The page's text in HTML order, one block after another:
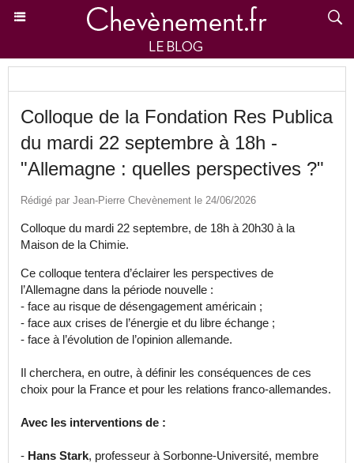
Colloque de la Fondation Res Publica
du mardi 22 septembre à 18h -
"Allemagne : quelles perspectives ?"
Rédigé par Jean-Pierre Chevènement le 24/06/2026
Colloque du mardi 22 septembre, de 18h à 20h30 à la
Maison de la Chimie.
Ce colloque tentera d’éclairer les perspectives de
l’Allemagne dans la période nouvelle :
- face au risque de désengagement américain ;
- face aux crises de l’énergie et du libre échange ;
- face à l’évolution de l’opinion allemande.
Il cherchera, en outre, à définir les conséquences de ces
choix pour la France et pour les relations franco-allemandes.
Avec les interventions de :
- Hans Stark, professeur à Sorbonne-Université, membre